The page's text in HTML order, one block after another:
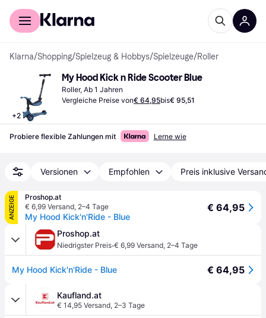
Für Shopper
Klarna/Shopping/Spielzeug & Hobbys/Spielzeuge/Roller
+2
My Hood Kick n Ride Scooter Blue
Roller, Ab 1 Jahren
Vergleiche Preise von€ 64,95bis€ 95,51
Probiere flexible Zahlungen mit Lerne wie
Versionen Empfohlen Preis inklusive
ANZEIGE
Proshop.at
€ 6,99 Versand, 2–4 Tage
My Hood Kick'n'Ride - Blue
€ 64,95
Proshop.at
Niedrigster Preis·€ 6,99 Versand, 2–4 Tage
My Hood Kick'n'Ride - Blue € 64,95
Kaufland.at
€ 14,95 Versand, 2–3 Tage